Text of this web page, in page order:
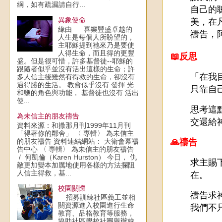
自己的
美，在
禱告，
📖反思
「在
只靠自
思考這
交還給
🙏禱告
求主賜
在。
禱告求
我們不
綱，如有疏漏請自行...
異象使命
緣由 喜樂豐盛卓越的
人生是每個人所盼望的，
主耶穌提到祂來乃是要使
人得生命，而且得的更豐
盛。但是很可惜，許多基督徒--耶穌的
跟隨者似乎並沒有活出這樣的生命；許
多人信主後雖然有得救的生命，卻沒有
過得勝的生活。 教會似乎沒有 發揮 光
和鹽的角色與功能， 基督徒也沒有 活出
使...
為未信主的朋友禱告
資料來源：和撒那月刊1999年11月刊
「得著你的鄰舍」 〈 專輯〉 為未信主
的朋友禱告 資料連結網站： 大衛會幕禱
告中心 〈 專輯〉 為未信主的朋友禱告
/ 何凱倫（Karen Hurston） 今日， 仇
敵更加變本加厲地使用各樣的方法攔阻
人信主得救，基...
校園關懷
招募訓練社區義工並相
關資源進入校園進行生命
教育、品格教育等服務，